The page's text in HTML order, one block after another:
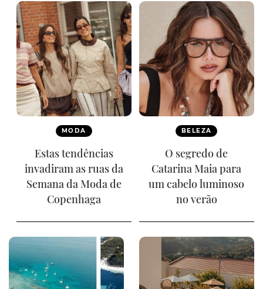
MODA
Estas tendências
invadiram as ruas da
Semana da Moda de
Copenhaga
BELEZA
O segredo de
Catarina Maia para
um cabelo luminoso
no verão